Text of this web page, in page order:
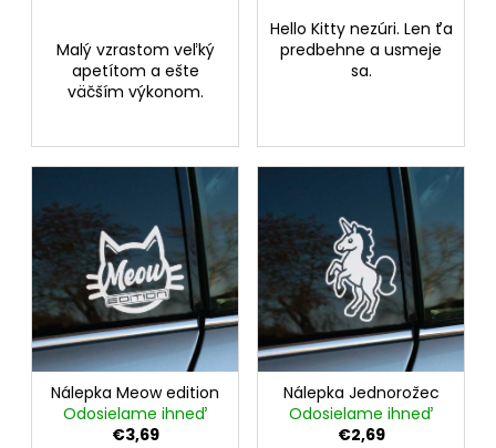
Malý vzrastom veľký
apetítom a ešte
väčším výkonom.
Hello Kitty nezúri. Len ťa
predbehne a usmeje
sa.
Nálepka Meow edition
Odosielame ihneď
€3,69
Nálepka Jednorožec
Odosielame ihneď
€2,69